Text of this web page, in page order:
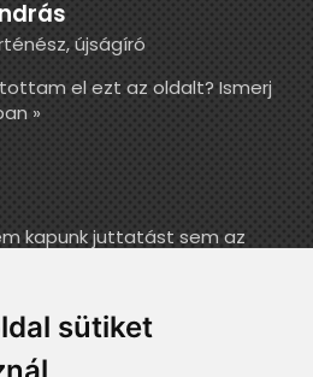
sütiket
újságíró
el ezt az oldalt? Ismerj
»
kapunk juttatást sem az
Ha szeretnél segíteni
feldolgozásában,